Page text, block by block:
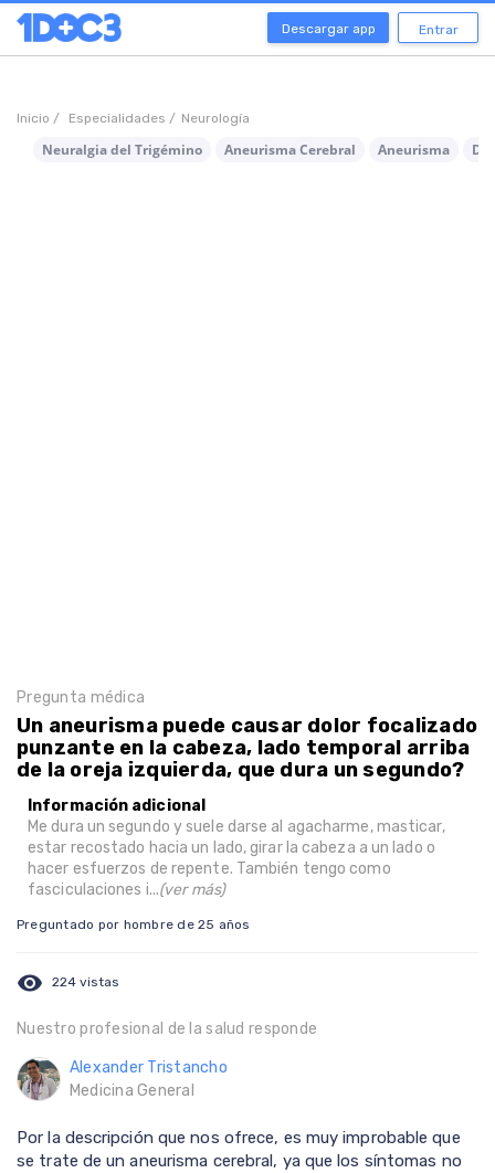
Descargar app Entrar
Inicio / Especialidades / Neurología
Neuralgia del Trigémino Aneurisma Cerebral Aneurisma
Pregunta médica
Un aneurisma puede causar dolor focalizado
punzante en la cabeza, lado temporal arriba
de la oreja izquierda, que dura un segundo?
Información adicional
Me dura un segundo y suele darse al agacharme, masticar,
estar recostado hacia un lado, girar la cabeza a un lado o
hacer esfuerzos de repente. También tengo como
fasciculaciones i...(ver más)
Preguntado por hombre de 25 años
visibility 224 vistas
Nuestro profesional de la salud responde
Alexander Tristancho
Medicina General
Por la descripción que nos ofrece, es muy improbable que
se trate de un aneurisma cerebral, ya que los síntomas no